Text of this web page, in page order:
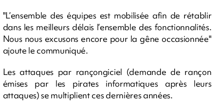
"L’ensemble des équipes est mobilisée afin de rétablir
dans les meilleurs délais l’ensemble des fonctionnalités.
Nous nous excusons encore pour la gêne occasionnée"
ajoute le communiqué.
Les attaques par rançongiciel (demande de rançon
émises par les pirates informatiques après leurs
attaques) se multiplient ces dernières années.